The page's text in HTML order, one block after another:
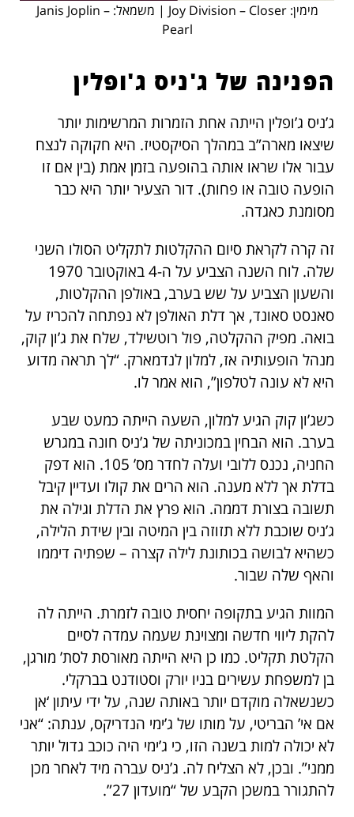
מימין: Joy Division – Closer | משמאל: Janis Joplin –
Pearl
הפנינה של ג'ניס ג'ופלין
ג’ניס ג’ופלין הייתה אחת הזמרות המרשימות יותר
שיצאו מארה”ב במהלך הסיקסטיז. היא חקוקה לנצח
עבור אלו שראו אותה בהופעה בזמן אמת (בין אם זו
הופעה טובה או פחות). דור הצעיר יותר היא כבר
מסומנת כאגדה.
זה קרה לקראת סיום ההקלטות לתקליט הסולו השני
שלה. לוח השנה הצביע על ה-4 באוקטובר 1970
והשעון הצביע על שש בערב, באולפן ההקלטות,
סאנסט סאונד, אך דלת האולפן לא נפתחה להכריז על
בואה. מפיק ההקלטה, פול רוטשילד, שלח את ג’ון קוק,
מנהל הופעותיה אז, למלון לנדמארק. “לך תראה מדוע
היא לא עונה לטלפון”, הוא אמר לו.
כשג’ון קוק הגיע למלון, השעה הייתה כמעט שבע
בערב. הוא הבחין במכוניתה של ג’ניס חונה במגרש
החניה, נכנס ללובי ועלה לחדר מס’ 105. הוא דפק
בדלת אך ללא מענה. הוא הרים את קולו ועדיין קיבל
תשובה בצורת דממה. הוא פרץ את הדלת וגילה את
ג’ניס שוכבת ללא תזוזה בין המיטה ובין שידת הלילה,
כשהיא לבושה בכותונת לילה קצרה – שפתיה דיממו
והאף שלה שבור.
המוות הגיע בתקופה יחסית טובה לזמרת. הייתה לה
להקת ליווי חדשה ומצוינת שעמה עמדה לסיים
הקלטת תקליט. כמו כן היא הייתה מאורסת לסת’ מורגן,
בן למשפחת עשירים בניו יורק וסטודנט בברקלי.
כשנשאלה מוקדם יותר באותה שנה, על ידי עיתון ‘אן
אם אי’ הבריטי, על מותו של ג’ימי הנדריקס, ענתה: “אני
לא יכולה למות בשנה הזו, כי ג’ימי היה כוכב גדול יותר
ממני”. ובכן, לא הצליח לה. ג’ניס עברה מיד לאחר מכן
להתגורר במשכן הקבע של “מועדון 27”.